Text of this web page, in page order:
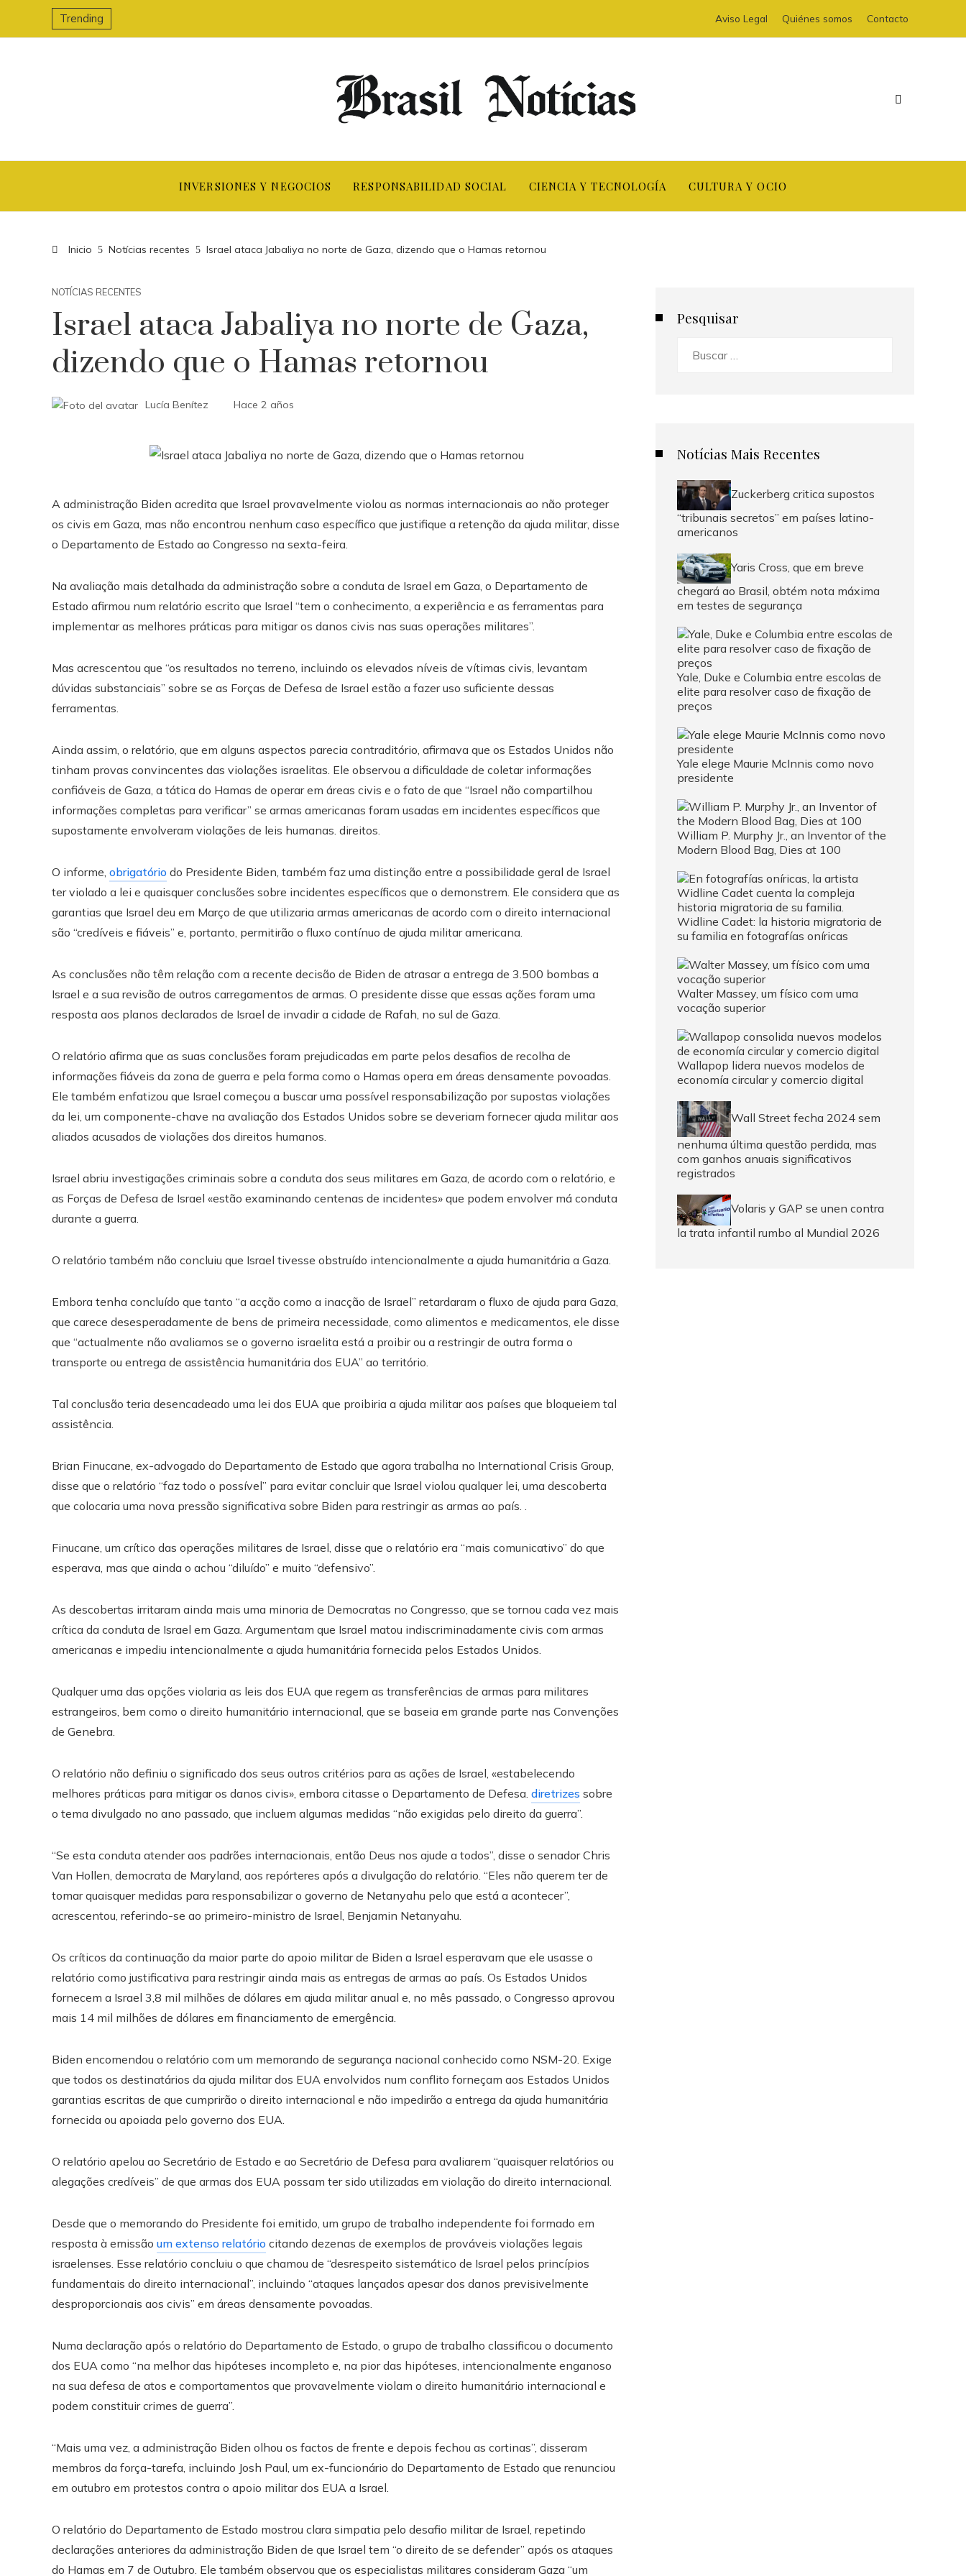
Trending Aviso Legal Quiénes somos Contacto
INVERSIONES Y NEGOCIOS RESPONSABILIDAD SOCIAL CIENCIA Y TECNOLOGÍA CULTURA Y OCIO
Inicio Notícias recentes Israel ataca Jabaliya no norte de Gaza, dizendo que o Hamas retornou
NOTÍCIAS RECENTES
Israel ataca Jabaliya no norte de Gaza,
dizendo que o Hamas retornou
Lucía Benítez Hace 2 años
A administração Biden acredita que Israel provavelmente violou as normas internacionais ao não proteger
os civis em Gaza, mas não encontrou nenhum caso específico que justifique a retenção da ajuda militar, disse
o Departamento de Estado ao Congresso na sexta-feira.
Na avaliação mais detalhada da administração sobre a conduta de Israel em Gaza, o Departamento de
Estado afirmou num relatório escrito que Israel “tem o conhecimento, a experiência e as ferramentas para
implementar as melhores práticas para mitigar os danos civis nas suas operações militares”.
Mas acrescentou que “os resultados no terreno, incluindo os elevados níveis de vítimas civis, levantam
dúvidas substanciais” sobre se as Forças de Defesa de Israel estão a fazer uso suficiente dessas
ferramentas.
Ainda assim, o relatório, que em alguns aspectos parecia contraditório, afirmava que os Estados Unidos não
tinham provas convincentes das violações israelitas. Ele observou a dificuldade de coletar informações
confiáveis ​​de Gaza, a tática do Hamas de operar em áreas civis e o fato de que “Israel não compartilhou
informações completas para verificar” se armas americanas foram usadas em incidentes específicos que
supostamente envolveram violações de leis humanas. direitos.
O informe, obrigatório do Presidente Biden, também faz uma distinção entre a possibilidade geral de Israel
ter violado a lei e quaisquer conclusões sobre incidentes específicos que o demonstrem. Ele considera que as
garantias que Israel deu em Março de que utilizaria armas americanas de acordo com o direito internacional
são “credíveis e fiáveis” e, portanto, permitirão o fluxo contínuo de ajuda militar americana.
As conclusões não têm relação com a recente decisão de Biden de atrasar a entrega de 3.500 bombas a
Israel e a sua revisão de outros carregamentos de armas. O presidente disse que essas ações foram uma
resposta aos planos declarados de Israel de invadir a cidade de Rafah, no sul de Gaza.
O relatório afirma que as suas conclusões foram prejudicadas em parte pelos desafios de recolha de
informações fiáveis ​​da zona de guerra e pela forma como o Hamas opera em áreas densamente povoadas.
Ele também enfatizou que Israel começou a buscar uma possível responsabilização por supostas violações
da lei, um componente-chave na avaliação dos Estados Unidos sobre se deveriam fornecer ajuda militar aos
aliados acusados ​​de violações dos direitos humanos.
Israel abriu investigações criminais sobre a conduta dos seus militares em Gaza, de acordo com o relatório, e
as Forças de Defesa de Israel «estão examinando centenas de incidentes» que podem envolver má conduta
durante a guerra.
O relatório também não concluiu que Israel tivesse obstruído intencionalmente a ajuda humanitária a Gaza.
Embora tenha concluído que tanto “a acção como a inacção de Israel” retardaram o fluxo de ajuda para Gaza,
que carece desesperadamente de bens de primeira necessidade, como alimentos e medicamentos, ele disse
que “actualmente não avaliamos se o governo israelita está a proibir ou a restringir de outra forma o
transporte ou entrega de assistência humanitária dos EUA” ao território.
Tal conclusão teria desencadeado uma lei dos EUA que proibiria a ajuda militar aos países que bloqueiem tal
assistência.
Brian Finucane, ex-advogado do Departamento de Estado que agora trabalha no International Crisis Group,
disse que o relatório “faz todo o possível” para evitar concluir que Israel violou qualquer lei, uma descoberta
que colocaria uma nova pressão significativa sobre Biden para restringir as armas ao país. .
Finucane, um crítico das operações militares de Israel, disse que o relatório era “mais comunicativo” do que
esperava, mas que ainda o achou “diluído” e muito “defensivo”.
As descobertas irritaram ainda mais uma minoria de Democratas no Congresso, que se tornou cada vez mais
crítica da conduta de Israel em Gaza. Argumentam que Israel matou indiscriminadamente civis com armas
americanas e impediu intencionalmente a ajuda humanitária fornecida pelos Estados Unidos.
Qualquer uma das opções violaria as leis dos EUA que regem as transferências de armas para militares
estrangeiros, bem como o direito humanitário internacional, que se baseia em grande parte nas Convenções
de Genebra.
O relatório não definiu o significado dos seus outros critérios para as ações de Israel, «estabelecendo
melhores práticas para mitigar os danos civis», embora citasse o Departamento de Defesa. diretrizes sobre
o tema divulgado no ano passado, que incluem algumas medidas “não exigidas pelo direito da guerra”.
“Se esta conduta atender aos padrões internacionais, então Deus nos ajude a todos”, disse o senador Chris
Van Hollen, democrata de Maryland, aos repórteres após a divulgação do relatório. “Eles não querem ter de
tomar quaisquer medidas para responsabilizar o governo de Netanyahu pelo que está a acontecer”,
acrescentou, referindo-se ao primeiro-ministro de Israel, Benjamin Netanyahu.
Os críticos da continuação da maior parte do apoio militar de Biden a Israel esperavam que ele usasse o
relatório como justificativa para restringir ainda mais as entregas de armas ao país. Os Estados Unidos
fornecem a Israel 3,8 mil milhões de dólares em ajuda militar anual e, no mês passado, o Congresso aprovou
mais 14 mil milhões de dólares em financiamento de emergência.
Biden encomendou o relatório com um memorando de segurança nacional conhecido como NSM-20. Exige
que todos os destinatários da ajuda militar dos EUA envolvidos num conflito forneçam aos Estados Unidos
garantias escritas de que cumprirão o direito internacional e não impedirão a entrega da ajuda humanitária
fornecida ou apoiada pelo governo dos EUA.
O relatório apelou ao Secretário de Estado e ao Secretário de Defesa para avaliarem “quaisquer relatórios ou
alegações credíveis” de que armas dos EUA possam ter sido utilizadas em violação do direito internacional.
Desde que o memorando do Presidente foi emitido, um grupo de trabalho independente foi formado em
resposta à emissão um extenso relatório citando dezenas de exemplos de prováveis ​​violações legais
israelenses. Esse relatório concluiu o que chamou de “desrespeito sistemático de Israel pelos princípios
fundamentais do direito internacional”, incluindo “ataques lançados apesar dos danos previsivelmente
desproporcionais aos civis” em áreas densamente povoadas.
Numa declaração após o relatório do Departamento de Estado, o grupo de trabalho classificou o documento
dos EUA como “na melhor das hipóteses incompleto e, na pior das hipóteses, intencionalmente enganoso
na sua defesa de atos e comportamentos que provavelmente violam o direito humanitário internacional e
podem constituir crimes de guerra”.
“Mais uma vez, a administração Biden olhou os factos de frente e depois fechou as cortinas”, disseram
membros da força-tarefa, incluindo Josh Paul, um ex-funcionário do Departamento de Estado que renunciou
em outubro em protestos contra o apoio militar dos EUA a Israel.
O relatório do Departamento de Estado mostrou clara simpatia pelo desafio militar de Israel, repetindo
declarações anteriores da administração Biden de que Israel tem “o direito de se defender” após os ataques
do Hamas em 7 de Outubro. Ele também observou que os especialistas militares consideram Gaza “um
Pesquisar
Notícias Mais Recentes
Zuckerberg critica supostos
“tribunais secretos” em países latino-
americanos
Yaris Cross, que em breve
chegará ao Brasil, obtém nota máxima
em testes de segurança
Yale, Duke e Columbia entre escolas de
elite para resolver caso de fixação de
preços
Yale elege Maurie McInnis como novo
presidente
William P. Murphy Jr., an Inventor of the
Modern Blood Bag, Dies at 100
Widline Cadet: la historia migratoria de
su familia en fotografías oníricas
Walter Massey, um físico com uma
vocação superior
Wallapop lidera nuevos modelos de
economía circular y comercio digital
Wall Street fecha 2024 sem
nenhuma última questão perdida, mas
com ganhos anuais significativos
registrados
Volaris y GAP se unen contra
la trata infantil rumbo al Mundial 2026